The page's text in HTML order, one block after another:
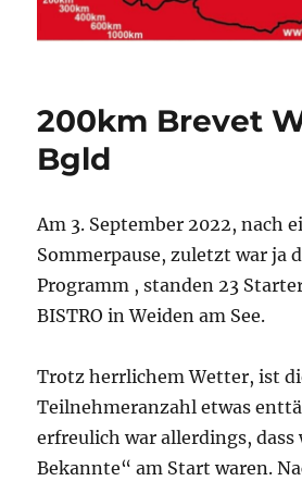
200km Brevet
Bgld
Am 3. September 2022, nach
Sommerpause, zuletzt war ja
Programm , standen 23
BISTRO in Weiden am See.
Trotz herrlichem Wetter, ist
Teilnehmeranzahl etwas
erfreulich war allerdings, dass
Bekannte“ am Start waren.